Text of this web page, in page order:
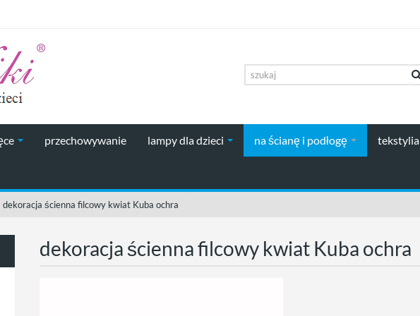
przechowywanie lampy dla dzieci na ścianę i podłogę tekstylia
dekoracja ścienna filcowy kwiat Kuba ochra
dekoracja ścienna filcowy kwiat Kuba ochra